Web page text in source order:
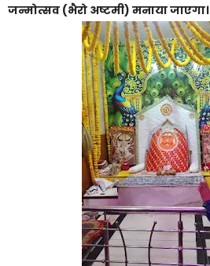
जन्मोत्सव (भैरो अष्टमी) मनाया जाएगा।